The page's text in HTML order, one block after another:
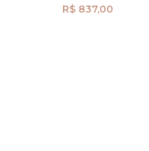
R$ 837,00